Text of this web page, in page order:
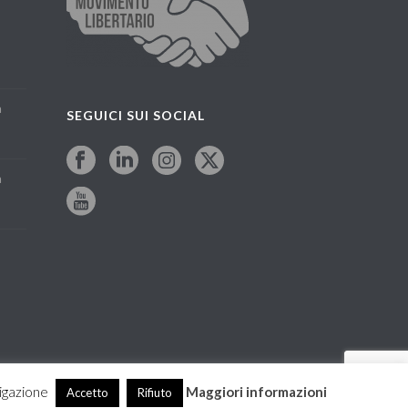
SEGUICI SUI SOCIAL
Accetto Rifiuto Maggiori informazioni